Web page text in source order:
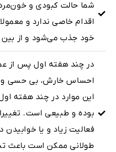
شما حالت کبودی و
اقدام خاصی ندارد و
خود جذب می‌شود و از بین
در چند هفته اول پس از
احساس خارش، بی حسی و
این موارد در چند هفته
بوده و طبیعی است.
فعالیت زیاد و یا
طولانی ممکن است باعث